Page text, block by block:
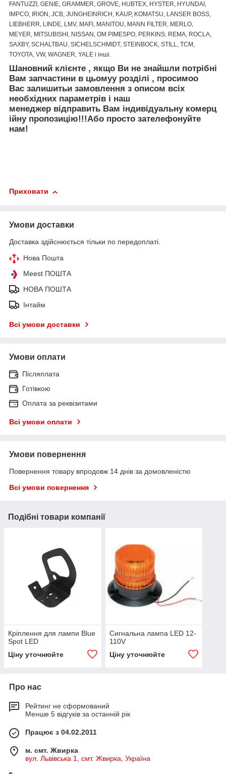
FANTUZZI, GENIE, GRAMMER, GROVE, HUBTEX, HYSTER, HYUNDAI,
IMPCO, IRION, JCB, JUNGHEINRICH, KAUP, KOMATSU, LANSER BOSS,
LIEBHERR, LINDE, LMV, MAFI, MANITOU, MANN FILTER, MERLO,
MEYER, MITSUBISHI, NISSAN, OM PIMESPO, PERKINS, REMA, ROCLA,
SAXBY, SCHALTBAU, SICHELSCHMIDT, STEINBOCK, STILL, TCM,
TOYOTA, VW, WAGNER, YALE і інші.
Шановний клієнте , якщо Ви не знайшли потрібні
Вам запчастини в цьомуу розділі , просимоо
Вас залишитьи замовлення з описом всіх
необхідних параметрів і наш
менеджер відправить Вам індивідуальнукомерц
ійну пропозицію!!!Або просто зателефонуйте
нам!
Приховати
Умови доставки
Доставка здійснюється тільки по передоплаті.
Нова Пошта
Meest ПОШТА
НОВА ПОШТА
Інтайм
Всі умови доставки
Умови оплати
Післяплата
Готівкою
Оплата за реквізитами
Всі умови оплати
Умови повернення
Повернення товару впродовж 14 днів за домовленістю
Всі умови повернення
Подібні товари компанії
Кріплення для лампи Blue
Spot LED
Ціну уточнюйте
Сигнальна лампа LED 12-
110V
Ціну уточнюйте
Про нас
Рейтинг не сформований
Менше 5 відгуків за останній рік
Працює з 04.02.2011
м. смт. Жвирка
вул. Львівська 1, смт. Жвирка, Україна